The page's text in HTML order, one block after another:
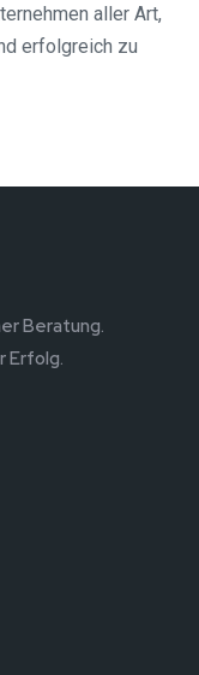
aller Art,
erfolgreich zu
Beratung.
Erfolg.